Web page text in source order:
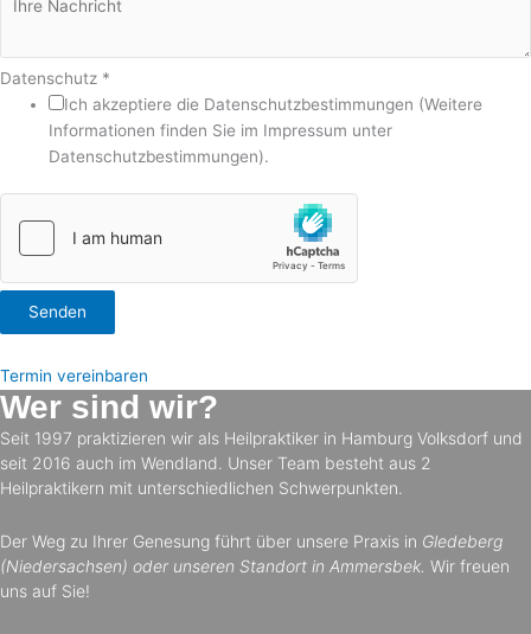
Datenschutz *
Ich akzeptiere die Datenschutzbestimmungen (Weitere
Informationen finden Sie im Impressum unter
Datenschutzbestimmungen).
Senden
Termin vereinbaren
Wer sind wir?
Seit 1997 praktizieren wir als Heilpraktiker in Hamburg Volksdorf und
seit 2016 auch im Wendland. Unser Team besteht aus 2
Heilpraktikern mit unterschiedlichen Schwerpunkten.
Der Weg zu Ihrer Genesung führt über unsere Praxis in Gledeberg
(Niedersachsen) oder unseren Standort in Ammersbek. Wir freuen
uns auf Sie!